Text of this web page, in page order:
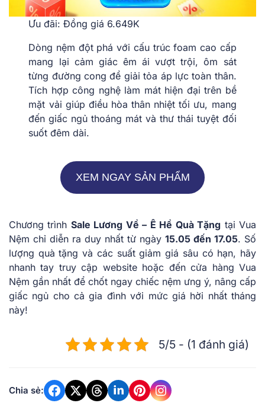
Ưu đãi: Đồng giá 6.649K
Dòng nệm đột phá với cấu trúc foam cao cấp
mang lại cảm giác êm ái vượt trội, ôm sát
từng đường cong để giải tỏa áp lực toàn thân.
Tích hợp công nghệ làm mát hiện đại trên bề
mặt vải giúp điều hòa thân nhiệt tối ưu, mang
đến giấc ngủ thoáng mát và thư thái tuyệt đối
suốt đêm dài.
XEM NGAY SẢN PHẨM
Chương trình Sale Lương Về – Ê Hề Quà Tặng tại Vua
Nệm chỉ diễn ra duy nhất từ ngày 15.05 đến 17.05. Số
lượng quà tặng và các suất giảm giá sâu có hạn, hãy
nhanh tay truy cập website hoặc đến cửa hàng Vua
Nệm gần nhất để chốt ngay chiếc nệm ưng ý, nâng cấp
giấc ngủ cho cả gia đình với mức giá hời nhất tháng
này!
5/5 - (1 đánh giá)
Chia sẻ: